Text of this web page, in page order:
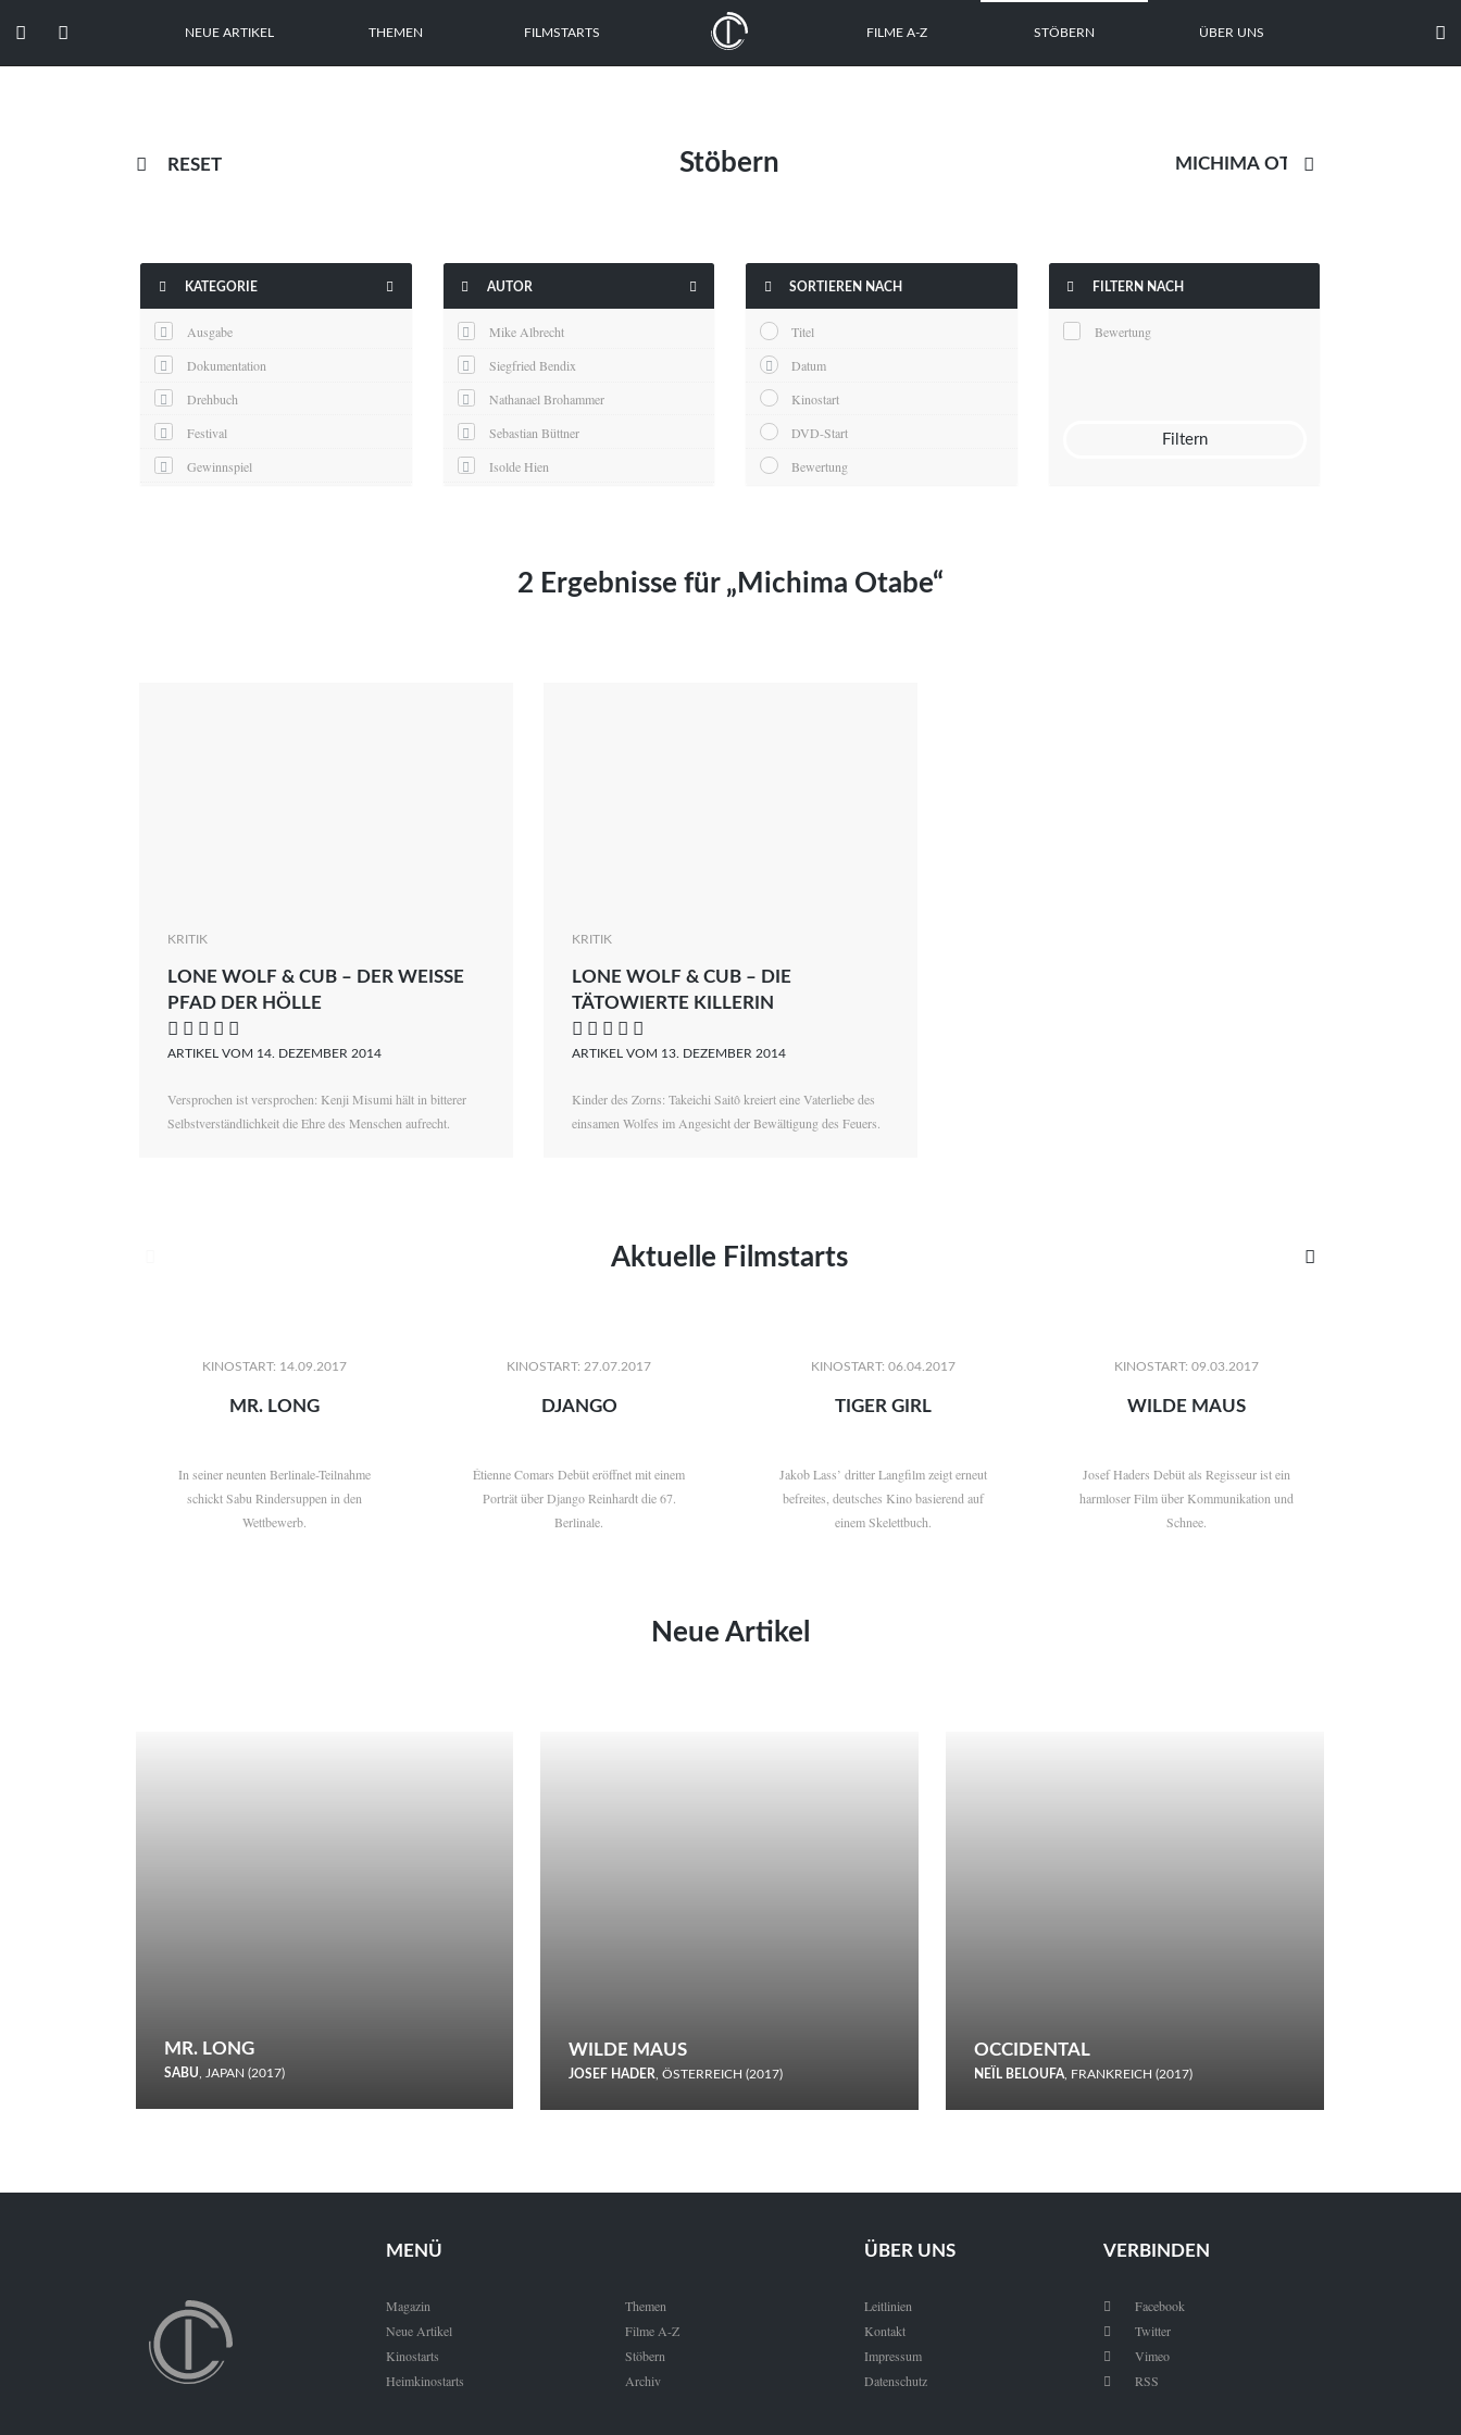
  NEUE ARTIKEL THEMEN FILMSTARTS FILME A-Z STÖBERN ÜBER UNS 
 RESET Stöbern 
 KATEGORIE 
Ausgabe
Dokumentation
Drehbuch
Festival
Gewinnspiel
 AUTOR 
Mike Albrecht
Siegfried Bendix
Nathanael Brohammer
Sebastian Büttner
Isolde Hien
Maximilian Kosing
Magdalena Zalewski
 SORTIEREN NACH
Titel
Datum
Kinostart
DVD-Start
Bewertung
 FILTERN NACH
Bewertung
Filtern
2 Ergebnisse für „Michima Otabe“
KRITIK
LONE WOLF & CUB – DER WEISSE P
FAD DER HÖLLE
    
ARTIKEL VOM 14. DEZEMBER 2014
Versprochen ist versprochen: Kenji Misumi hält in bitterer
Selbstverständlichkeit die Ehre des Menschen aufrecht.
KRITIK
LONE WOLF & CUB – DIE
TÄTOWIERTE KILLERIN
    
ARTIKEL VOM 13. DEZEMBER 2014
Kinder des Zorns: Takeichi Saitô kreiert eine Vaterliebe des
einsamen Wolfes im Angesicht der Bewältigung des Feuers.
Aktuelle Filmstarts 
KINOSTART: 14.09.2017
MR. LONG
In seiner neunten Berlinale-Teilnahme
schickt Sabu Rindersuppen in den
Wettbewerb.
KINOSTART: 27.07.2017
DJANGO
Étienne Comars Debüt eröffnet mit einem
Porträt über Django Reinhardt die 67.
Berlinale.
KINOSTART: 06.04.2017
TIGER GIRL
Jakob Lass’ dritter Langfilm zeigt erneut
befreites, deutsches Kino basierend auf
einem Skelettbuch.
KINOSTART: 09.03.2017
WILDE MAUS
Josef Haders Debüt als Regisseur ist ein
harmloser Film über Kommunikation und
Schnee.
Neue Artikel
MR. LONG
SABU, JAPAN (2017)
den Wettbewerb.
WILDE MAUS
JOSEF HADER, ÖSTERREICH (2017)
Schnee.
OCCIDENTAL
NEÏL BELOUFA, FRANKREICH (2017)
MENÜ
Magazin
Neue Artikel
Kinostarts
Heimkinostarts
Themen
Filme A-Z
Stöbern
Archiv
ÜBER UNS
Leitlinien
Kontakt
Impressum
Datenschutz
VERBINDEN
 Facebook
 Twitter
 Vimeo
 RSS